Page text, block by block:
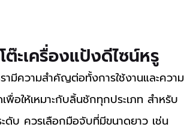
ะเครื่องแป้งดีไซน์หรู
ให้เหมาะกับลิ้นชักทุกประเภท สำหรับ
ดับ ควรเลือกมือจับที่มีขนาดยาว เช่น